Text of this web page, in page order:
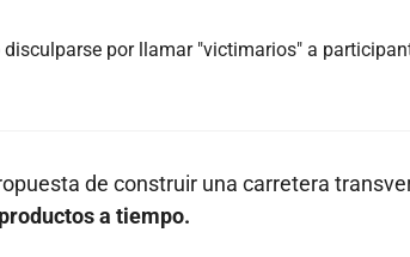
disculparse por llamar "victimarios" a
de construir una carretera
a tiempo.